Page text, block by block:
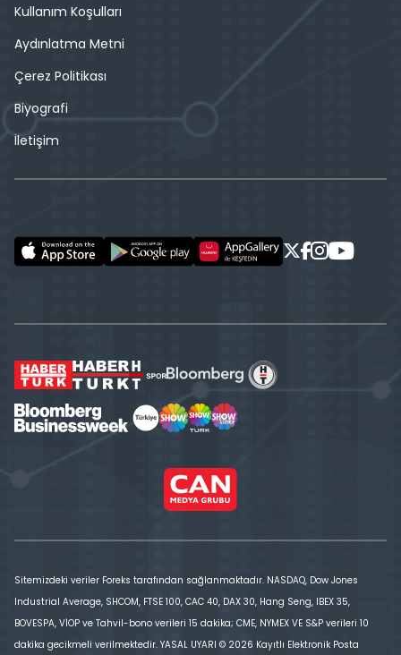
Kullanım Koşulları
Aydınlatma Metni
Çerez Politikası
Biyografi
İletişim
Sitemizdeki veriler Foreks tarafından sağlanmaktadır. NASDAQ, Dow Jones
Industrial Average, SHCOM, FTSE 100, CAC 40, DAX 30, Hang Seng, IBEX 35,
BOVESPA, VİOP ve Tahvil-bono verileri 15 dakika; CME, NYMEX VE S&P verileri 10
dakika gecikmeli verilmektedir. YASAL UYARI © 2026 Kayıtlı Elektronik Posta